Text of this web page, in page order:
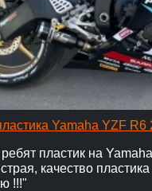
Yamaha YZF R6
пластик на
качество
!!!"